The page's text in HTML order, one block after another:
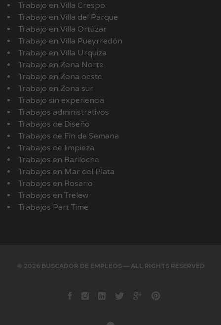
Trabajo en Villa Crespo
Trabajo en Villa del Parque
Trabajo en Villa Ortúzar
Trabajo en Villa Pueyrredón
Trabajo en Villa Urquiza
Trabajo en Zona Norte
Trabajo en Zona oeste
Trabajo en Zona sur
Trabajo sin experiencia
Trabajos administrativos
Trabajos de Diseño
Trabajos de Fin de Semana
Trabajos de limpieza
Trabajos en Bariloche
Trabajos en Mar del Plata
Trabajos en Rosario
Trabajos en Trelew
Trabajos Part Time
© 2026 BUSCADOR DE EMPLEOS — ALL RIGHTS RESERVED
Facebook
instagram
LinkedinTwitterGoogle+